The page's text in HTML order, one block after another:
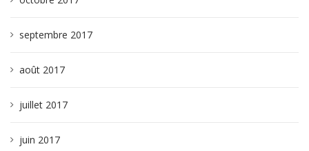
septembre 2017
août 2017
juillet 2017
juin 2017